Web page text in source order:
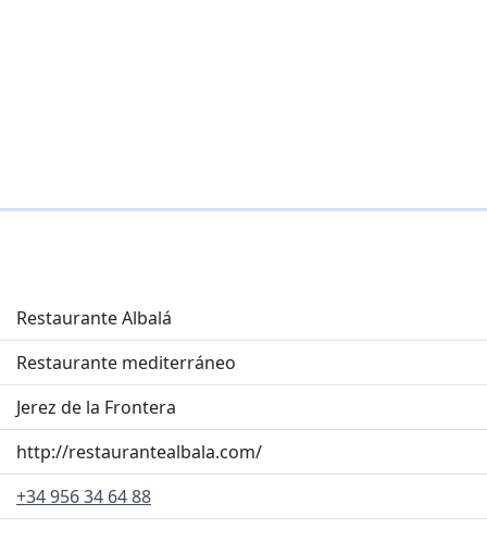
Restaurante Albalá
Restaurante mediterráneo
Jerez de la Frontera
http://restaurantealbala.com/
+34 956 34 64 88